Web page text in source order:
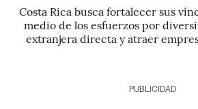
Costa Rica busca fortalecer sus
medio de los esfuerzos por
extranjera directa y atraer
PUBLICIDAD